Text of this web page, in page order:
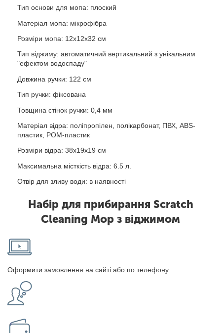
Тип основи для мопа: плоский
Матеріал мопа: мікрофібра
Розміри мопа: 12х12х32 см
Тип віджиму: автоматичний вертикальний з унікальним
"ефектом водоспаду"
Довжина ручки: 122 см
Тип ручки: фіксована
Товщина стінок ручки: 0,4 мм
Матеріал відра: поліпропілен, полікарбонат, ПВХ, ABS-
пластик, POM-пластик
Розміри відра: 38х19х19 см
Максимальна місткість відра: 6.5 л.
Отвір для зливу води: в наявності
Набір для прибирання Scratch
Cleaning Mop з віджимом
Оформити замовлення на сайті або по телефону